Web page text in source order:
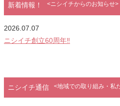
新着情報！ <ニシイチからのお知らせ>
2026.07.07
ニシイチ創立60周年‼
ニシイチ通信 <地域での取り組み・私